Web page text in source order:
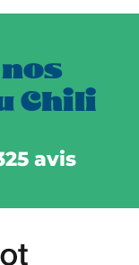
Chili
avis